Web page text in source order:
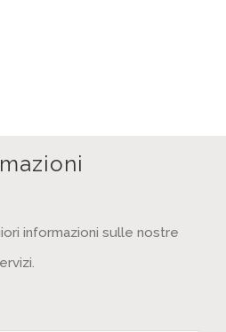
informazioni sulle nostre